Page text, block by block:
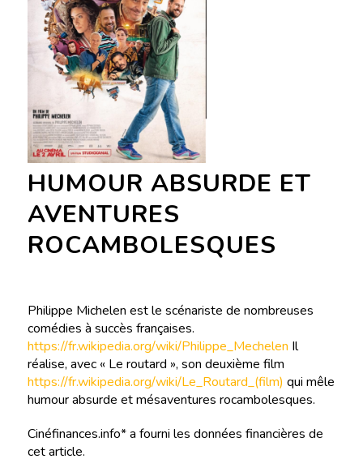
HUMOUR ABSURDE ET
AVENTURES
ROCAMBOLESQUES
Philippe Michelen est le scénariste de nombreuses
comédies à succès françaises.
https://fr.wikipedia.org/wiki/Philippe_Mechelen Il
réalise, avec « Le routard », son deuxième film
https://fr.wikipedia.org/wiki/Le_Routard_(film) qui mêle
humour absurde et mésaventures rocambolesques.
Cinéfinances.info* a fourni les données financières de
cet article.